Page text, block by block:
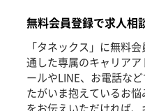
無料会員登録で求人相
「タネックス」に無料
通した専属のキャリア
ールやLINE、お電話な
たがいま抱えているお